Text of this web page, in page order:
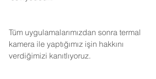
Tüm uygulamalarımızdan sonra termal
kamera ile yaptığımız işin hakkını
verdiğimizi kanıtlıyoruz.